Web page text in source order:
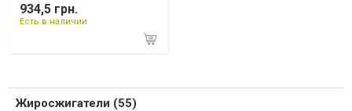
934,5 грн.
Есть в наличии
Жиросжигатели (55)